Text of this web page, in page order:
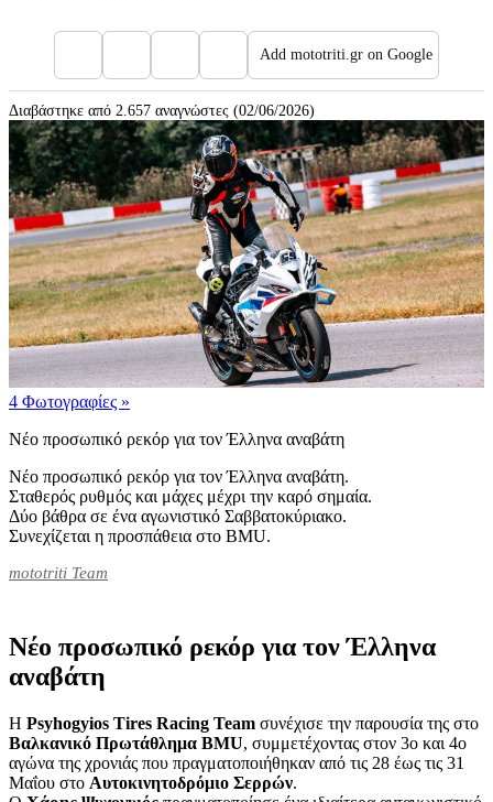
Add mototriti.gr on Google
Διαβάστηκε από 2.657 αναγνώστες (02/06/2026)
4 Φωτογραφίες »
Νέο προσωπικό ρεκόρ για τον Έλληνα αναβάτη
Νέο προσωπικό ρεκόρ για τον Έλληνα αναβάτη.
Σταθερός ρυθμός και μάχες μέχρι την καρό σημαία.
Δύο βάθρα σε ένα αγωνιστικό Σαββατοκύριακο.
Συνεχίζεται η προσπάθεια στο BMU.
mototriti Team
Νέο προσωπικό ρεκόρ για τον Έλληνα
αναβάτη
Η Psyhogyios Tires Racing Team συνέχισε την παρουσία της στο
Βαλκανικό Πρωτάθλημα BMU, συμμετέχοντας στον 3ο και 4ο
αγώνα της χρονιάς που πραγματοποιήθηκαν από τις 28 έως τις 31
Μαΐου στο Αυτοκινητοδρόμιο Σερρών.